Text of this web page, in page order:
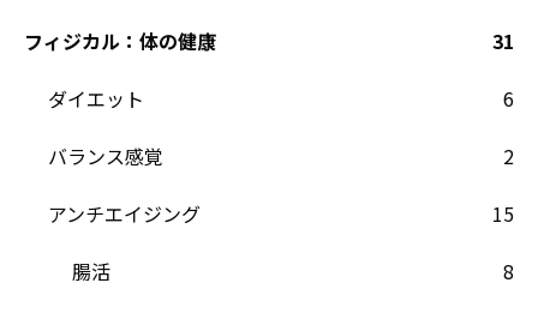
フィジカル：体の健康
31
ダイエット
6
バランス感覚
2
アンチエイジング
15
腸活
8